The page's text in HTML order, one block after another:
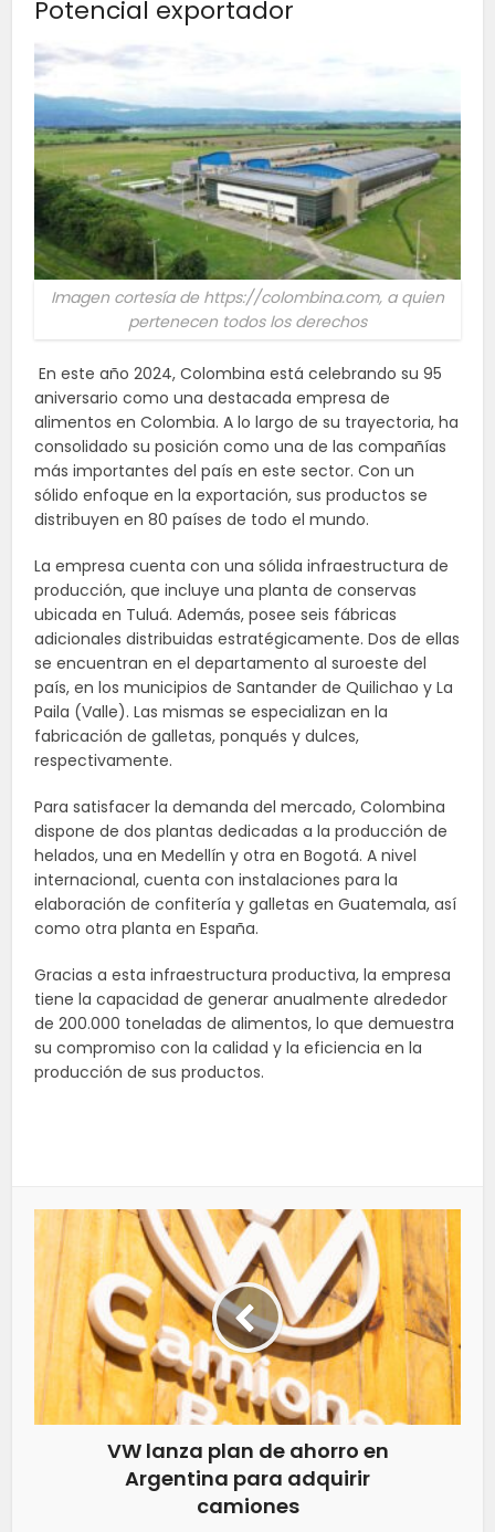
Potencial exportador
Imagen cortesía de https://colombina.com, a quien
pertenecen todos los derechos
En este año 2024, Colombina está celebrando su 95
aniversario como una destacada empresa de
alimentos en Colombia. A lo largo de su trayectoria, ha
consolidado su posición como una de las compañías
más importantes del país en este sector. Con un
sólido enfoque en la exportación, sus productos se
distribuyen en 80 países de todo el mundo.
La empresa cuenta con una sólida infraestructura de
producción, que incluye una planta de conservas
ubicada en Tuluá. Además, posee seis fábricas
adicionales distribuidas estratégicamente. Dos de ellas
se encuentran en el departamento al suroeste del
país, en los municipios de Santander de Quilichao y La
Paila (Valle). Las mismas se especializan en la
fabricación de galletas, ponqués y dulces,
respectivamente.
Para satisfacer la demanda del mercado, Colombina
dispone de dos plantas dedicadas a la producción de
helados, una en Medellín y otra en Bogotá. A nivel
internacional, cuenta con instalaciones para la
elaboración de confitería y galletas en Guatemala, así
como otra planta en España.
Gracias a esta infraestructura productiva, la empresa
tiene la capacidad de generar anualmente alrededor
de 200.000 toneladas de alimentos, lo que demuestra
su compromiso con la calidad y la eficiencia en la
producción de sus productos.
VW lanza plan de ahorro en
Argentina para adquirir
camiones